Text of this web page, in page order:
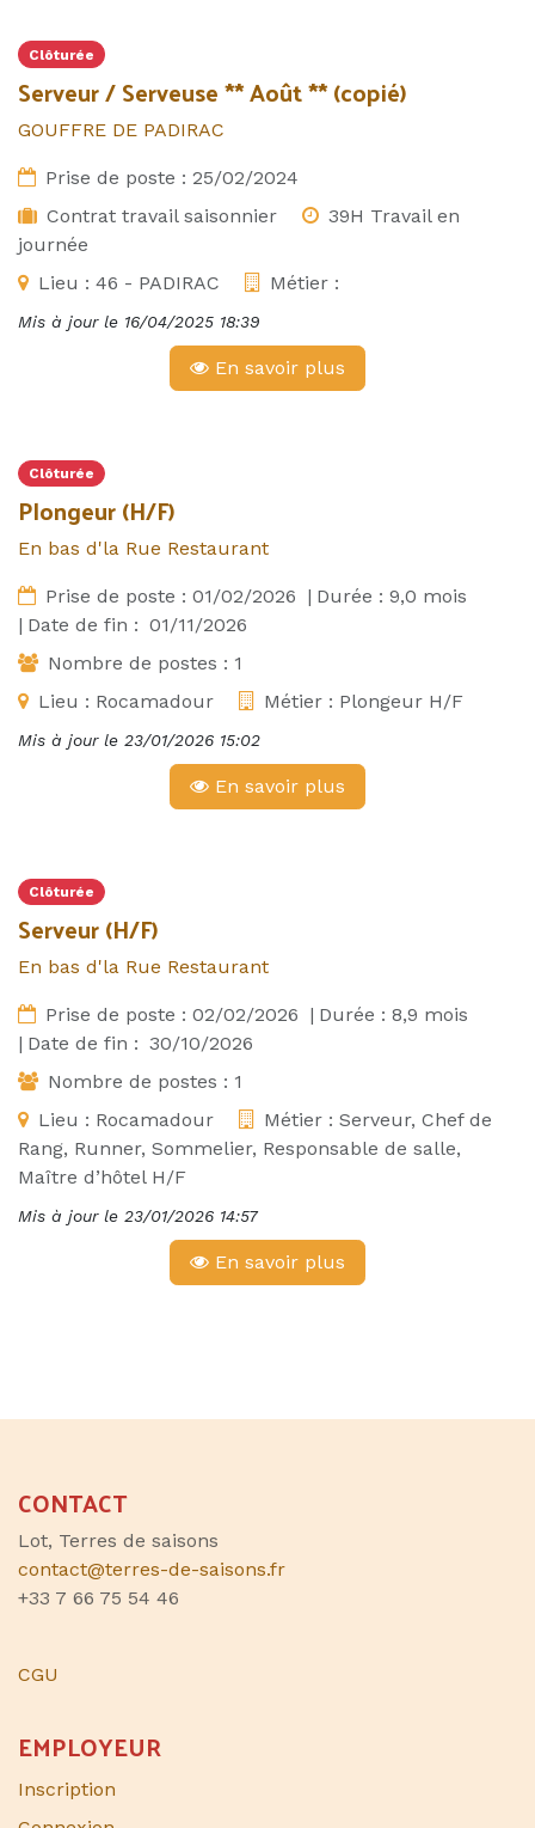
Clôturée
Serveur / Serveuse ** Août ** (copié)
GOUFFRE DE PADIRAC
Prise de poste : 25/02/2024
Contrat travail saisonnier
39H Travail en
journée
Lieu : 46 - PADIRAC Métier :
Mis à jour le 16/04/2025 18:39
En savoir plus
Clôturée
Plongeur (H/F)
En bas d'la Rue Restaurant
Prise de poste : 01/02/2026 | Durée : 9,0 mois
| Date de fin : 01/11/2026
Nombre de postes : 1
Lieu : Rocamadour Métier : Plongeur H/F
Mis à jour le 23/01/2026 15:02
En savoir plus
Clôturée
Serveur (H/F)
En bas d'la Rue Restaurant
Prise de poste : 02/02/2026 | Durée : 8,9 mois
| Date de fin : 30/10/2026
Nombre de postes : 1
Lieu : Rocamadour Métier : Serveur, Chef de
Rang, Runner, Sommelier, Responsable de salle,
Maître d’hôtel H/F
Mis à jour le 23/01/2026 14:57
En savoir plus
CONTACT
Lot, Terres de saisons
contact@terres-de-saisons.fr
+33 7 66 75 54 46
CGU
EMPLOYEUR
Inscription